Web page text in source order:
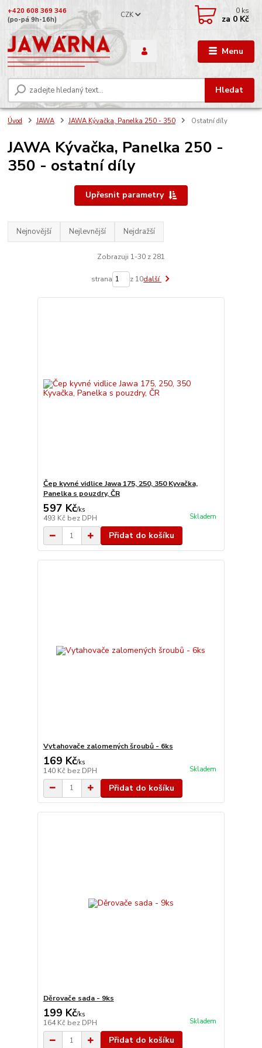
Menu
CZK
Hledat
+420 608 369 346
(po-pá 9h-16h)
0 ks
za 0 Kč
Úvod JAWA JAWA Kývačka, Panelka 250 - 350 Ostatní díly
JAWA Kývačka, Panelka 250 -
350 - ostatní díly
Upřesnit parametry
Nejnovější Nejlevnější Nejdražší
Zobrazuji 1-30 z 281
strana z 10další
Čep kyvné vidlice Jawa 175, 250, 350 Kyvačka,
Panelka s pouzdry, ČR
597 Kč/ks
493 Kč bez DPH Skladem
Přidat do košíku
Vytahovače zalomených šroubů - 6ks
169 Kč/ks
140 Kč bez DPH Skladem
Přidat do košíku
Děrovače sada - 9ks
199 Kč/ks
164 Kč bez DPH Skladem
Přidat do košíku